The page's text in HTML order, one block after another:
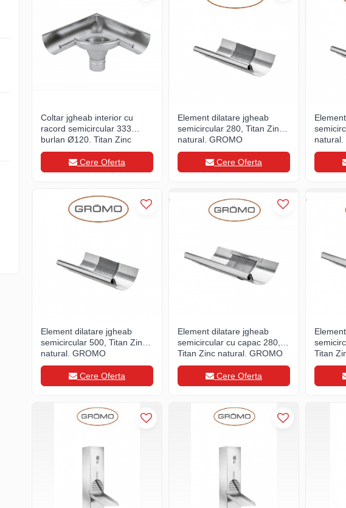
Coltar jgheab interior cu
racord semicircular 333
burlan Ø120, Titan Zinc
natural, GROMO
Cere Oferta
Element dilatare jgheab
semicircular 280, Titan Zinc
natural, GROMO
Cere Oferta
natural,
Element dilatare jgheab
semicircular 500, Titan Zinc
natural, GROMO
Cere Oferta
Element dilatare jgheab
semicircular cu capac 280,
Titan Zinc natural, GROMO
Cere Oferta
Titan